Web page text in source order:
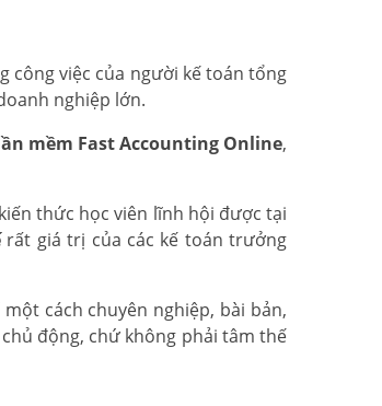
công việc của người kế toán tổng
nghiệp lớn.
mềm Fast Accounting Online,
thức học viên lĩnh hội được tại
rất giá trị của các kế toán trưởng
cách chuyên nghiệp, bài bản,
động, chứ không phải tâm thế